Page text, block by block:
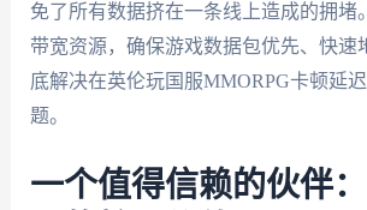
免了所有数据挤在一条线上造成的拥堵
带宽资源，确保游戏数据包优先、快速
底解决在英伦玩国服MMORPG卡顿延
题。
一个值得信赖的伙伴